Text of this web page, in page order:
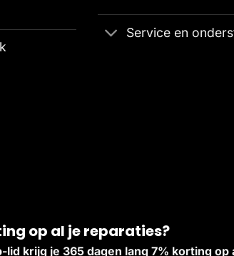
Service en
op al je reparaties?
lid krijg je 365 dagen lang 7% korting